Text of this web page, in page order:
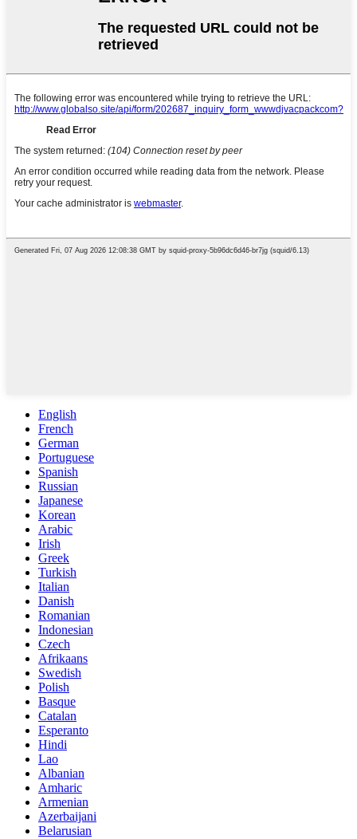
English
French
German
Portuguese
Spanish
Russian
Japanese
Korean
Arabic
Irish
Greek
Turkish
Italian
Danish
Romanian
Indonesian
Czech
Afrikaans
Swedish
Polish
Basque
Catalan
Esperanto
Hindi
Lao
Albanian
Amharic
Armenian
Azerbaijani
Belarusian